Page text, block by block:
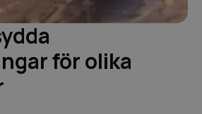
för olika